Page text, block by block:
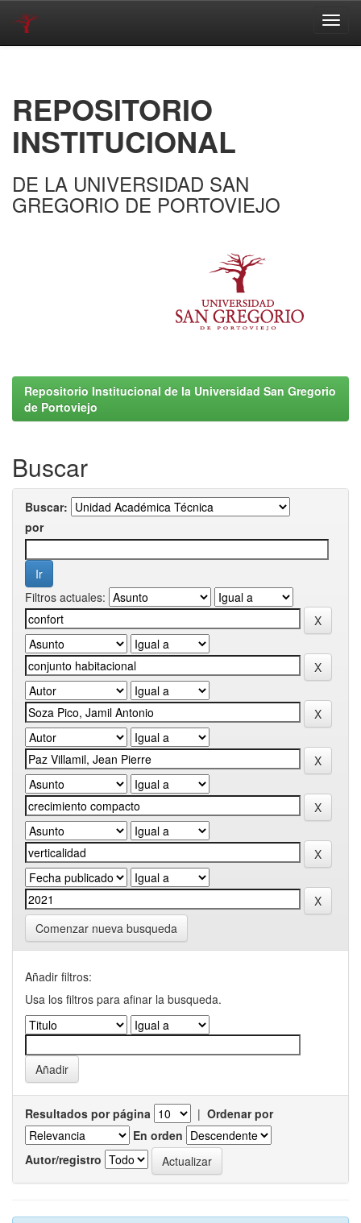
REPOSITORIO
INSTITUCIONAL
DE LA UNIVERSIDAD SAN
GREGORIO DE PORTOVIEJO
Repositorio Institucional de la Universidad San Gregorio
de Portoviejo
Buscar
Buscar:
por
Filtros actuales:
Comenzar nueva busqueda
Añadir filtros:
Usa los filtros para afinar la busqueda.
Resultados por página | Ordenar por
En orden
Autor/registro